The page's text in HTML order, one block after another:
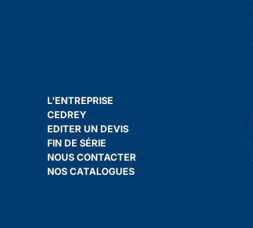
L'ENTREPRISE
CEDREY
EDITER UN DEVIS
FIN DE SÉRIE
NOUS CONTACTER
NOS CATALOGUES